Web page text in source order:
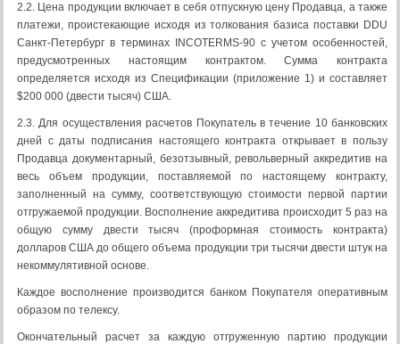
2.2. Цена продукции включает в себя отпускную цену Продавца, а также
платежи, проистекающие исходя из толкования базиса поставки DDU
Санкт-Петербург в терминах INCOTERMS-90 с учетом особенностей,
предусмотренных настоящим контрактом. Сумма контракта
определяется исходя из Спецификации (приложение 1) и составляет
$200 000 (двести тысяч) США.
2.3. Для осуществления расчетов Покупатель в течение 10 банковских
дней с даты подписания настоящего контракта открывает в пользу
Продавца документарный, безотзывный, револьверный аккредитив на
весь объем продукции, поставляемой по настоящему контракту,
заполненный на сумму, соответствующую стоимости первой партии
отгружаемой продукции. Восполнение аккредитива происходит 5 раз на
общую сумму двести тысяч (проформная стоимость контракта)
долларов США до общего объема продукции три тысячи двести штук на
некоммулятивной основе.
Каждое восполнение производится банком Покупателя оперативным
образом по телексу.
Окончательный расчет за каждую отгруженную партию продукции